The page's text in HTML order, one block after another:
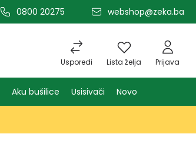
0800 20275 webshop@zeka.ba
Usporedi Lista želja Prijava
Aku bušilice Usisivači Novo